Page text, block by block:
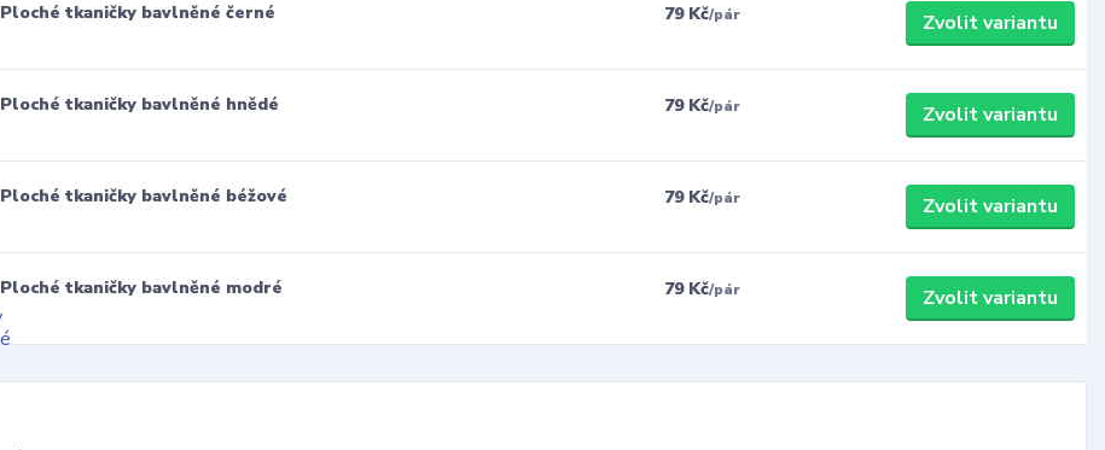
Ploché tkaničky bavlněné černé 79 Kč/pár Zvolit variantu
Ploché tkaničky bavlněné hnědé 79 Kč/pár Zvolit variantu
Ploché tkaničky bavlněné béžové 79 Kč/pár Zvolit variantu
Ploché tkaničky bavlněné modré 79 Kč/pár Zvolit variantu